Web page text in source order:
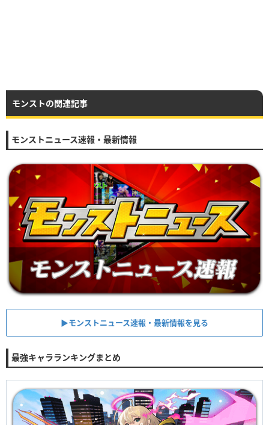
モンストの関連記事
モンストニュース速報・最新情報
▶︎モンストニュース速報・最新情報を見る
最強キャラランキングまとめ